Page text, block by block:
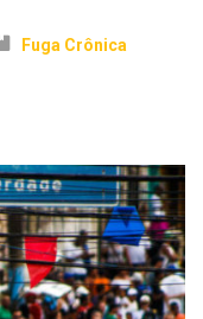
Fuga Crônica